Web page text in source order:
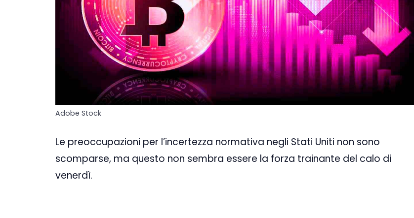
Adobe Stock
Le preoccupazioni per l’incertezza normativa negli Stati Uniti non sono
scomparse, ma questo non sembra essere la forza trainante del calo di
venerdì.